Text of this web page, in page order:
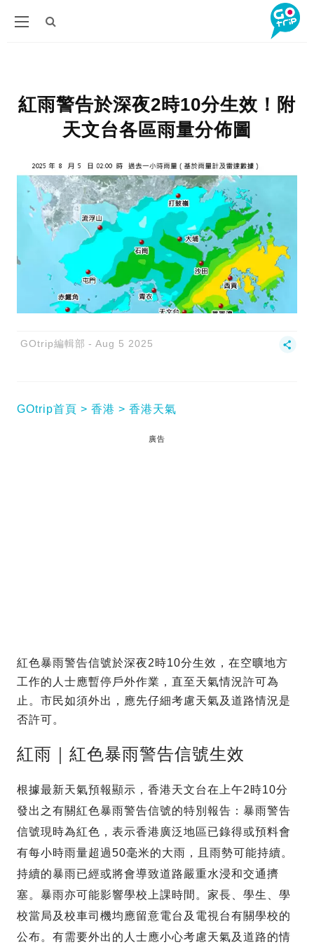
紅雨警告於深夜2時10分生效！附
天文台各區雨量分佈圖
GOtrip編輯部 Aug 5 2025
GOtrip首頁 香港 香港天氣
廣告
紅色暴雨警告信號於深夜2時10分生效，在空曠地方
工作的人士應暫停戶外作業，直至天氣情況許可為
止。市民如須外出，應先仔細考慮天氣及道路情況是
否許可。
紅雨｜紅色暴雨警告信號生效
根據最新天氣預報顯示，香港天文台在上午2時10分
發出之有關紅色暴雨警告信號的特別報告：暴雨警告
信號現時為紅色，表示香港廣泛地區已錄得或預料會
有每小時雨量超過50毫米的大雨，且雨勢可能持續。
持續的暴雨已經或將會導致道路嚴重水浸和交通擠
塞。暴雨亦可能影響學校上課時間。家長、學生、學
校當局及校車司機均應留意電台及電視台有關學校的
公布。有需要外出的人士應小心考慮天氣及道路的情